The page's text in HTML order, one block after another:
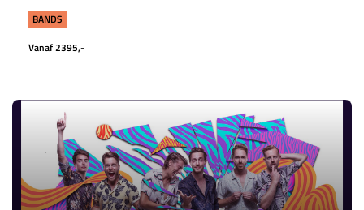
BANDS
Vanaf 2395,-